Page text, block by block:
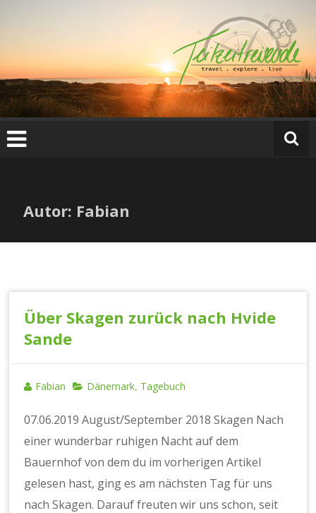
Autor: Fabian
Über Skagen zurück nach Hvide
Sande
Fabian Dänemark Tagebuch
07.06.2019 August/September 2018 Skagen Nach
einer wunderbar ruhigen Nacht auf dem
Bauernhof von dem du im vorherigen Artikel
gelesen hast, ging es am nächsten Tag für uns
nach Skagen. Darauf freuten wir uns schon, seit